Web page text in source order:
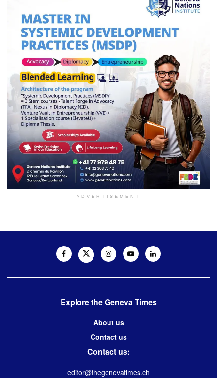
ADVERTISEMENT
Explore the Geneva Times
About us
Contact us
Contact us:
editor@thegenevatimes.ch